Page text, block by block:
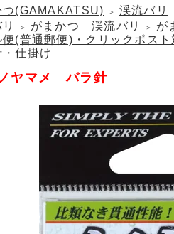
つ(GAMAKATSU) ＞
渓流バリ
＞ がまかつ 渓流バリ ＞
が
便(普通郵便)・クリックポスト
仕掛け
ヤマメ バラ針